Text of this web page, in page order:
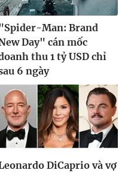
Man: Brand
Day" cán mốc
thu 1 tỷ USD chỉ
6 ngày
DiCaprio và vợ